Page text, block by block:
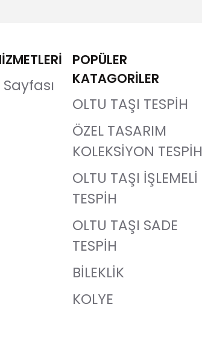
POPÜLER
KATAGORİLER
OLTU TAŞI TESPİH
ÖZEL TASARIM
KOLEKSİYON TESPİH
OLTU TAŞI İŞLEMELİ
TESPİH
OLTU TAŞI SADE
TESPİH
BİLEKLİK
KOLYE